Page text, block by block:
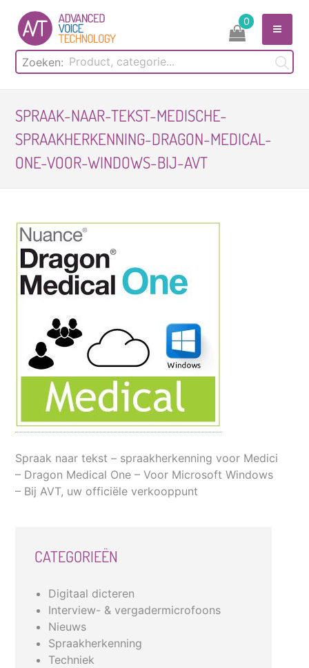
content
Zoeken:
0
SPRAAK-NAAR-TEKST-MEDISCHE-
SPRAAKHERKENNING-DRAGON-MEDICAL-
ONE-VOOR-WINDOWS-BIJ-AVT
Spraak naar tekst – spraakherkenning voor Medici
– Dragon Medical One – Voor Microsoft Windows
– Bij AVT, uw officiële verkooppunt
CATEGORIEËN
Digitaal dicteren
Interview- & vergadermicrofoons
Nieuws
Spraakherkenning
Techniek